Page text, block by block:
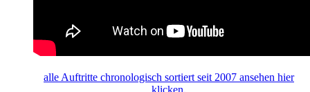
alleAuftritte chronologisch sortiert seit 2007 ansehen hier